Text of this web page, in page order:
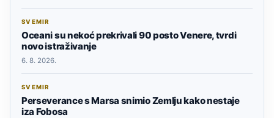
SVEMIR
Oceani su nekoć prekrivali 90 posto Venere, tvrdi
novo istraživanje
6. 8. 2026.
SVEMIR
Perseverance s Marsa snimio Zemlju kako nestaje
iza Fobosa